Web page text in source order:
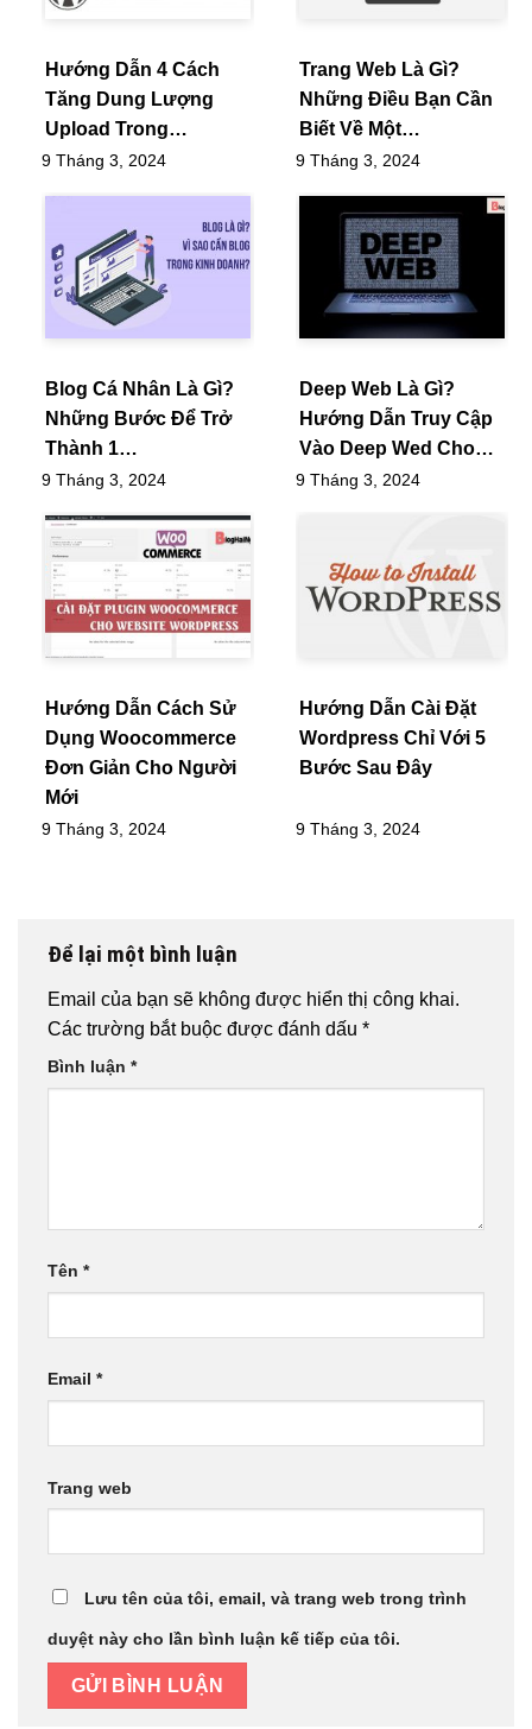
Hướng Dẫn 4 Cách
Tăng Dung Lượng
Upload Trong…
9 Tháng 3, 2024
Trang Web Là Gì?
Những Điều Bạn Cần
Biết Về Một…
9 Tháng 3, 2024
Blog Cá Nhân Là Gì?
Những Bước Để Trở
Thành 1…
9 Tháng 3, 2024
Deep Web Là Gì?
Hướng Dẫn Truy Cập
Vào Deep Wed Cho…
9 Tháng 3, 2024
Hướng Dẫn Cách Sử
Dụng Woocommerce
Đơn Giản Cho Người
Mới
9 Tháng 3, 2024
Hướng Dẫn Cài Đặt
Wordpress Chỉ Với 5
Bước Sau Đây
9 Tháng 3, 2024
Để lại một bình luận
Email của bạn sẽ không được hiển thị công khai.
Các trường bắt buộc được đánh dấu *
Bình luận *
Tên *
Email *
Trang web
Lưu tên của tôi, email, và trang web trong trình
duyệt này cho lần bình luận kế tiếp của tôi.